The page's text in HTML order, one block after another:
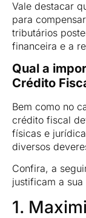
Vale destacar
para
tributários
financeira e a
Qual a
Crédito
Bem como no
crédito fiscal
físicas e
diversos
Confira, a
justificam a sua
1.